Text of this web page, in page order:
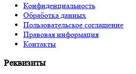
Конфиденциальность
Обработка данных
Пользовательское соглашение
Правовая информация
Контакты
Реквизиты